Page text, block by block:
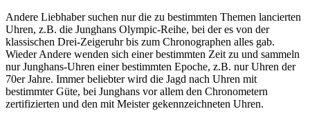
Andere Liebhaber suchen nur die zu bestimmten Themen lancierten
Uhren, z.B. die Junghans Olympic-Reihe, bei der es von der
klassischen Drei-Zeigeruhr bis zum Chronographen alles gab.
Wieder Andere wenden sich einer bestimmten Zeit zu und sammeln
nur Junghans-Uhren einer bestimmten Epoche, z.B. nur Uhren der
70er Jahre. Immer beliebter wird die Jagd nach Uhren mit
bestimmter Güte, bei Junghans vor allem den Chronometern
zertifizierten und den mit Meister gekennzeichneten Uhren.